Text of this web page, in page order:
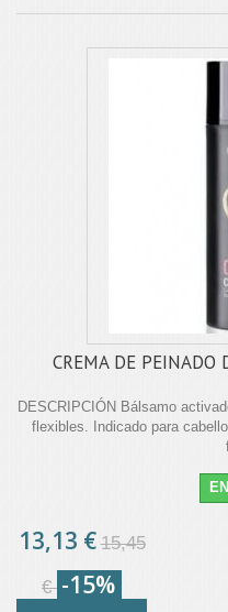
CREMA DE PEINADO
DESCRIPCIÓN Bálsamo
flexibles. Indicado para
13,13 € 15,45
€ -15%